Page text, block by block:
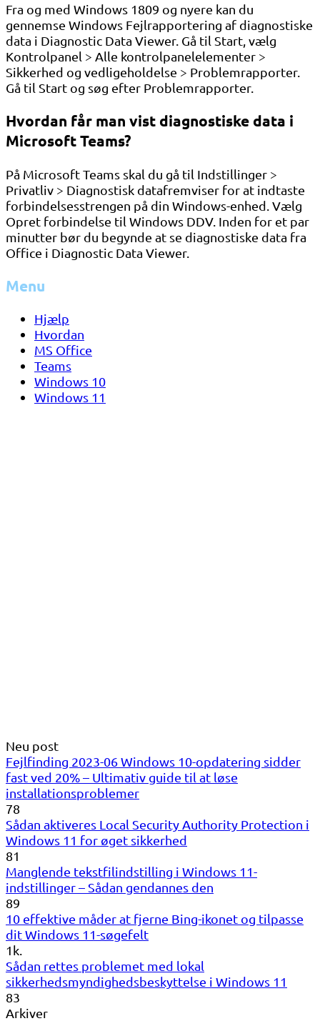
Fra og med Windows 1809 og nyere kan du
gennemse Windows Fejlrapportering af diagnostiske
data i Diagnostic Data Viewer. Gå til Start, vælg
Kontrolpanel > Alle kontrolpanelelementer >
Sikkerhed og vedligeholdelse > Problemrapporter.
Gå til Start og søg efter Problemrapporter.
Hvordan får man vist diagnostiske data i
Microsoft Teams?
På Microsoft Teams skal du gå til Indstillinger >
Privatliv > Diagnostisk datafremviser for at indtaste
forbindelsesstrengen på din Windows-enhed. Vælg
Opret forbindelse til Windows DDV. Inden for et par
minutter bør du begynde at se diagnostiske data fra
Office i Diagnostic Data Viewer.
Menu
Hjælp
Hvordan
MS Office
Teams
Windows 10
Windows 11
Neu post
Fejlfinding 2023-06 Windows 10-opdatering sidder
fast ved 20% – Ultimativ guide til at løse
installationsproblemer
78
Sådan aktiveres Local Security Authority Protection i
Windows 11 for øget sikkerhed
81
Manglende tekstfilindstilling i Windows 11-
indstillinger – Sådan gendannes den
89
10 effektive måder at fjerne Bing-ikonet og tilpasse
dit Windows 11-søgefelt
1k.
Sådan rettes problemet med lokal
sikkerhedsmyndighedsbeskyttelse i Windows 11
83
Arkiver